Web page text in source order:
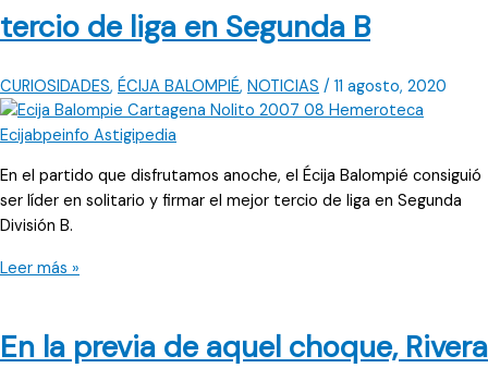
la
del
Écija
–
del
2008?
tercio de liga en Segunda B
CURIOSIDADES, ÉCIJA BALOMPIÉ, NOTICIAS / 11 agosto, 2020
En el partido que disfrutamos anoche, el Écija Balompié consiguió
ser líder en solitario y firmar el mejor tercio de liga en Segunda
División B.
El
firmó
Leer más »
En la previa de aquel choque, Rivera